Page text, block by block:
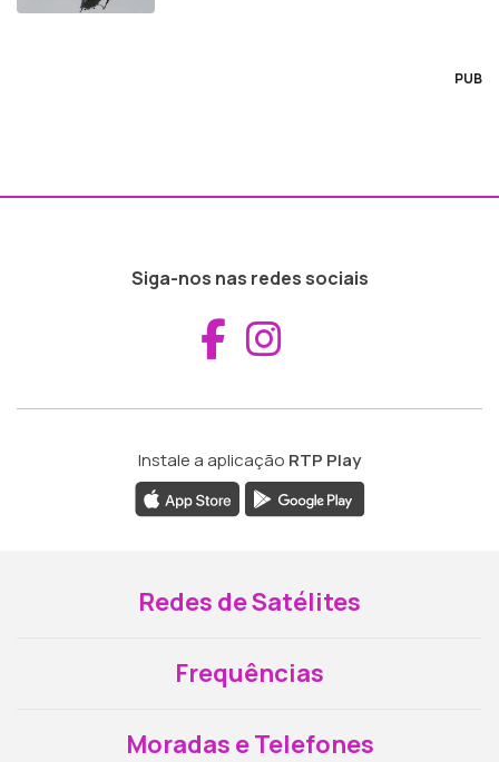
PUB
Siga-nos nas redes sociais
Aceder ao
Instale a aplicação RTP Play
Redes de Satélites
Frequências
Moradas e Telefones